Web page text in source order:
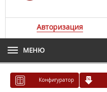
Авторизация
МЕНЮ
Конфигуратор